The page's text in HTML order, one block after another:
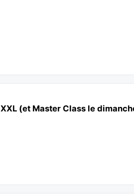
(et Master Class le